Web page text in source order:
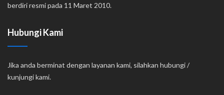
berdiri resmi pada 11 Maret 2010.
Hubungi Kami
Jika anda berminat dengan layanan kami, silahkan hubungi /
kunjungi kami.